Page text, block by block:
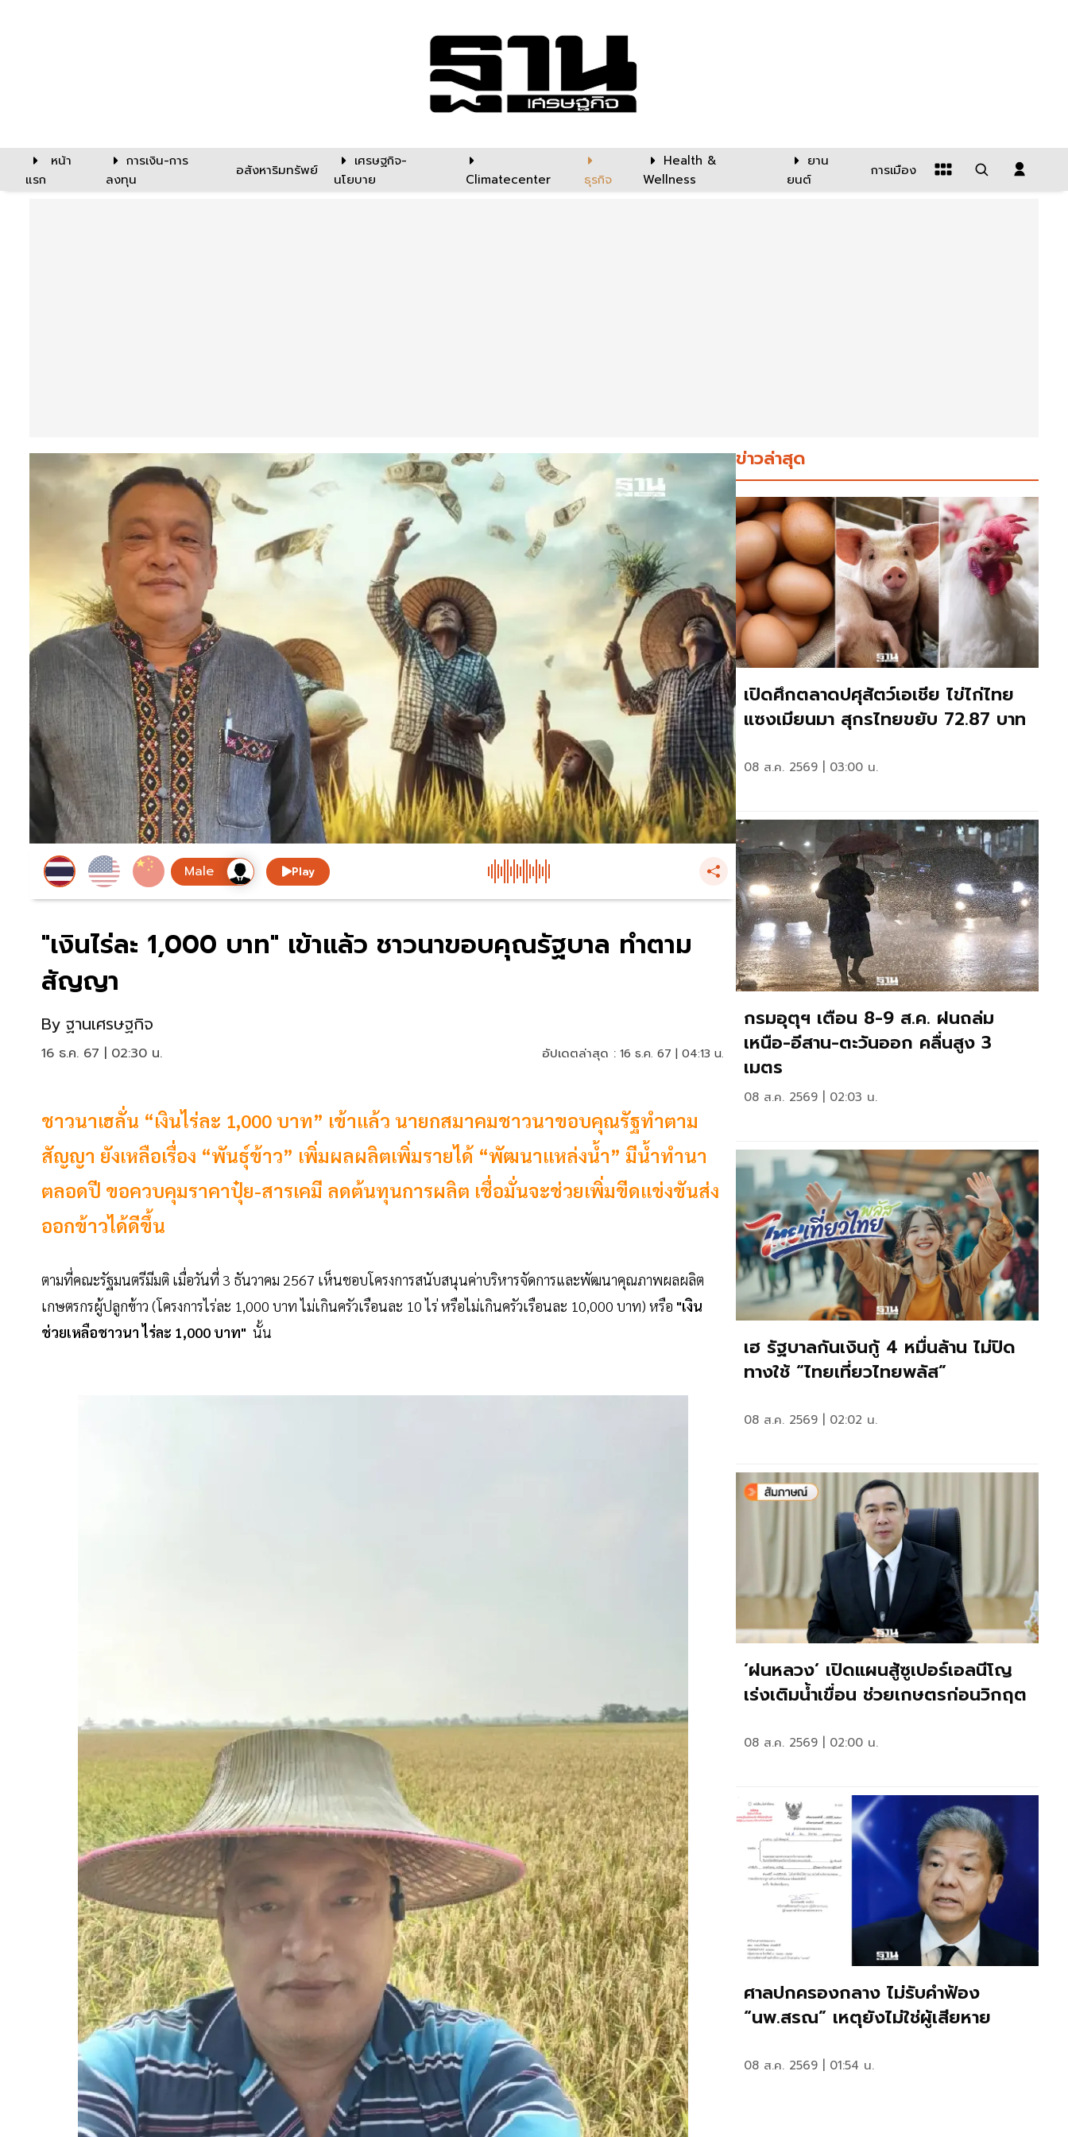
หน้า
แรก
การเงิน-การ
ลงทุน
อสังหาริมทรัพย์
เศรษฐกิจ-
นโยบาย
Climatecenter ธุรกิจ
Health &
Wellness
ยาน
ยนต์
การเมือง
Play
"เงินไร่ละ 1,000 บาท" เข้าแล้ว ชาวนาขอบคุณรัฐบาล ทำตาม
สัญญา
By ฐานเศรษฐกิจ
16 ธ.ค. 67 | 02:30 น. อัปเดตล่าสุด : 16 ธ.ค. 67 | 04:13 น.
ชาวนาเฮลั่น “เงินไร่ละ 1,000 บาท” เข้าแล้ว นายกสมาคมชาวนาขอบคุณรัฐทำตาม
สัญญา ยังเหลือเรื่อง “พันธุ์ข้าว” เพิ่มผลผลิตเพิ่มรายได้ “พัฒนาแหล่งน้ำ” มีน้ำทำนา
ตลอดปี ขอควบคุมราคาปุ๋ย-สารเคมี ลดต้นทุนการผลิต เชื่อมั่นจะช่วยเพิ่มขีดแข่งขันส่ง
ออกข้าวได้ดีขึ้น
ตามที่คณะรัฐมนตรีมีมติ เมื่อวันที่ 3 ธันวาคม 2567 เห็นชอบโครงการสนับสนุนค่าบริหารจัดการและพัฒนาคุณภาพผลผลิต
เกษตรกรผู้ปลูกข้าว (โครงการไร่ละ 1,000 บาท ไม่เกินครัวเรือนละ 10 ไร่ หรือไม่เกินครัวเรือนละ 10,000 บาท) หรือ "เงิน
ช่วยเหลือชาวนา ไร่ละ 1,000 บาท" นั้น
ข่าวล่าสุด
เปิดศึกตลาดปศุสัตว์เอเชีย ไข่ไก่ไทย
แซงเมียนมา สุกรไทยขยับ 72.87 บาท
08 ส.ค. 2569 | 03:00 น.
กรมอุตุฯ เตือน 8-9 ส.ค. ฝนถล่ม
เหนือ-อีสาน-ตะวันออก คลื่นสูง 3
เมตร
08 ส.ค. 2569 | 02:03 น.
เฮ รัฐบาลกันเงินกู้ 4 หมื่นล้าน ไม่ปิด
ทางใช้ “ไทยเที่ยวไทยพลัส”
08 ส.ค. 2569 | 02:02 น.
‘ฝนหลวง’ เปิดแผนสู้ซูเปอร์เอลนีโญ
เร่งเติมน้ำเขื่อน ช่วยเกษตรก่อนวิกฤต
08 ส.ค. 2569 | 02:00 น.
ศาลปกครองกลาง ไม่รับคำฟ้อง
“นพ.สรณ” เหตุยังไม่ใช่ผู้เสียหาย
08 ส.ค. 2569 | 01:54 น.